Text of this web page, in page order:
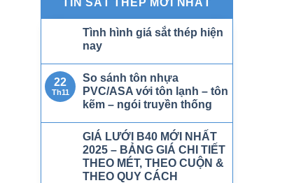
Tình hình giá sắt thép hiện
nay
22
Th11
So sánh tôn nhựa
PVC/ASA với tôn lạnh – tôn
kẽm – ngói truyền thống
GIÁ LƯỚI B40 MỚI NHẤT
2025 – BẢNG GIÁ CHI TIẾT
THEO MÉT, THEO CUỘN &
THEO QUY CÁCH